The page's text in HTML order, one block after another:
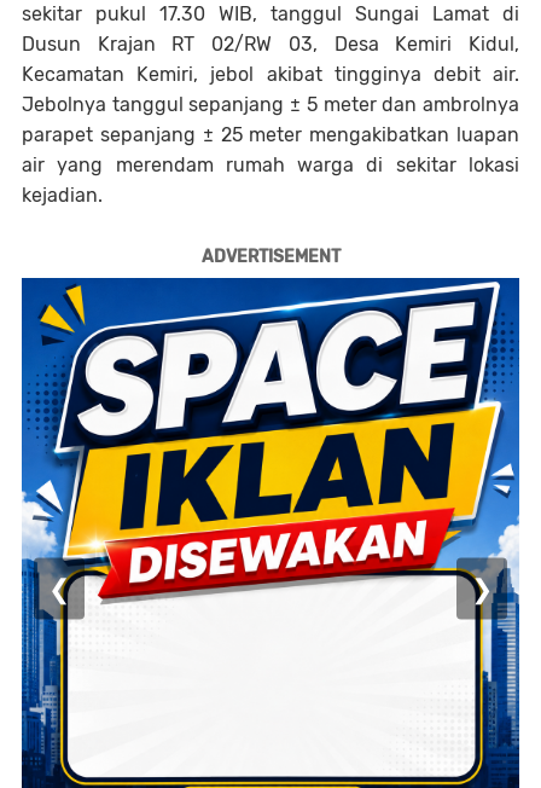
sekitar pukul 17.30 WIB, tanggul Sungai Lamat di
Dusun Krajan RT 02/RW 03, Desa Kemiri Kidul,
Kecamatan Kemiri, jebol akibat tingginya debit air.
Jebolnya tanggul sepanjang ± 5 meter dan ambrolnya
parapet sepanjang ± 25 meter mengakibatkan luapan
air yang merendam rumah warga di sekitar lokasi
kejadian.
ADVERTISEMENT
❮ ❯